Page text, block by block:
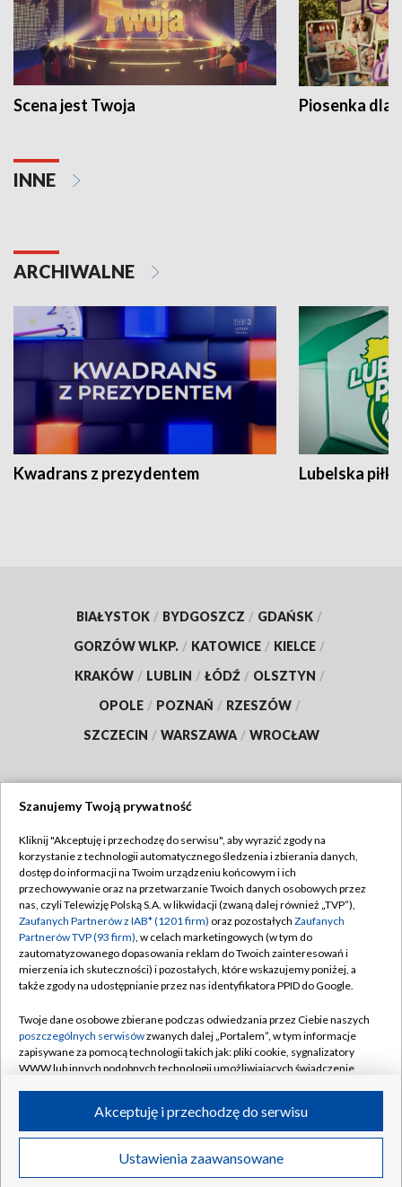
Scena jest Twoja Piosenka dla
INNE
ARCHIWALNE
Kwadrans z prezydentem Lubelska piłka
BIAŁYSTOK / BYDGOSZCZ / GDAŃSK /
GORZÓW WLKP. / KATOWICE / KIELCE /
KRAKÓW / LUBLIN / ŁÓDŹ / OLSZTYN /
OPOLE / POZNAŃ / RZESZÓW /
SZCZECIN / WARSZAWA / WROCŁAW
TVP
Abonament TVP
Emisja w TVP
Centrum informacji TVP
Naziemna Telewizja Cyfrowa
Rada Programowa
System NOS
Informacje o nadawcy
Program dla prasy
Ogłoszenie przetargowe
Regulamin TVP
Polityka prywatności
Moje zgody
Pomoc
Kontakt
Kanały
©2026 Telewizja Polska S.A. w likwidacji
Szanujemy Twoją prywatność
Kliknij "Akceptuję i przechodzę do serwisu", aby wyrazić zgody na
korzystanie z technologii automatycznego śledzenia i zbierania danych,
dostęp do informacji na Twoim urządzeniu końcowym i ich
przechowywanie oraz na przetwarzanie Twoich danych osobowych przez
nas, czyli Telewizję Polską S.A. w likwidacji (zwaną dalej również „TVP”),
Zaufanych Partnerów z IAB* (1201 firm) oraz pozostałych Zaufanych
Partnerów TVP (93 firm), w celach marketingowych (w tym do
zautomatyzowanego dopasowania reklam do Twoich zainteresowań i
mierzenia ich skuteczności) i pozostałych, które wskazujemy poniżej, a
także zgody na udostępnianie przez nas identyfikatora PPID do Google.
Twoje dane osobowe zbierane podczas odwiedzania przez Ciebie naszych
poszczególnych serwisówzwanych dalej „Portalem”, w tym informacje
zapisywane za pomocą technologii takich jak: pliki cookie, sygnalizatory
WWW lub innych podobnych technologii umożliwiających świadczenie
ruchu w Internecie.
Twoje dane osobowe zbierane podczas odwiedzania przez Ciebie
poszczególnych serwisówna Portalu, takie jak adresy IP, identyfikatory
Ustawienia zaawansowane
Akceptuję i przechodzę do serwisu